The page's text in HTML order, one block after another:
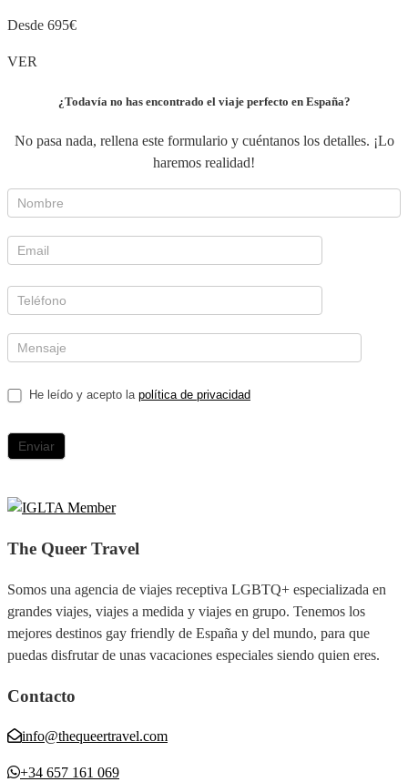
Desde 695€
VER
¿Todavía no has encontrado el viaje perfecto en España?
No pasa nada, rellena este formulario y cuéntanos los detalles. ¡Lo
haremos realidad!
He leído y acepto la política de privacidad
The Queer Travel
Somos una agencia de viajes receptiva LGBTQ+ especializada en
grandes viajes, viajes a medida y viajes en grupo. Tenemos los
mejores destinos gay friendly de España y del mundo, para que
puedas disfrutar de unas vacaciones especiales siendo quien eres.
Contacto
info@thequeertravel.com
+34 657 161 069